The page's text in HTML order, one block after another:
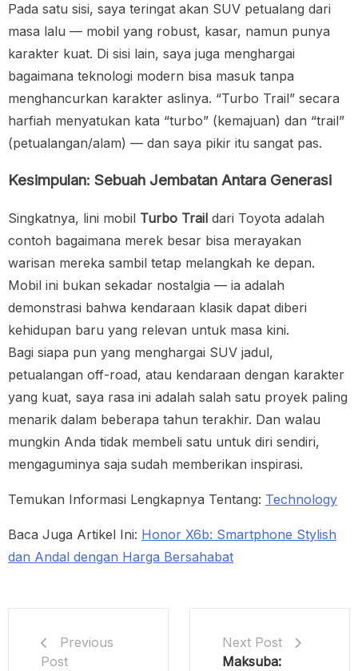
Pada satu sisi, saya teringat akan SUV petualang dari
masa lalu — mobil yang robust, kasar, namun punya
karakter kuat. Di sisi lain, saya juga menghargai
bagaimana teknologi modern bisa masuk tanpa
menghancurkan karakter aslinya. “Turbo Trail” secara
harfiah menyatukan kata “turbo” (kemajuan) dan “trail”
(petualangan/alam) — dan saya pikir itu sangat pas.
Kesimpulan: Sebuah Jembatan Antara Generasi
Singkatnya, lini mobil Turbo Trail dari Toyota adalah
contoh bagaimana merek besar bisa merayakan
warisan mereka sambil tetap melangkah ke depan.
Mobil ini bukan sekadar nostalgia — ia adalah
demonstrasi bahwa kendaraan klasik dapat diberi
kehidupan baru yang relevan untuk masa kini.
Bagi siapa pun yang menghargai SUV jadul,
petualangan off-road, atau kendaraan dengan karakter
yang kuat, saya rasa ini adalah salah satu proyek paling
menarik dalam beberapa tahun terakhir. Dan walau
mungkin Anda tidak membeli satu untuk diri sendiri,
mengaguminya saja sudah memberikan inspirasi.
Temukan Informasi Lengkapnya Tentang: Technology
Baca Juga Artikel Ini: Honor X6b: Smartphone Stylish
dan Andal dengan Harga Bersahabat
Previous
Post
Next Post
Maksuba: